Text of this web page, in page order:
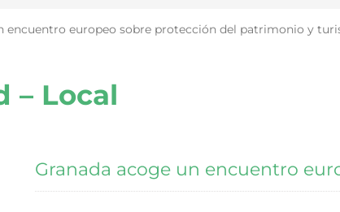
encuentro europeo sobre protección del patrimonio y
– Local
Granada acoge un encuentro